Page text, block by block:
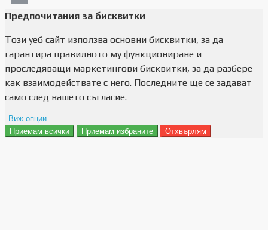
Предпочитания за бисквитки
Този уеб сайт използва основни бисквитки, за да
гарантира правилното му функциониране и
проследяващи маркетингови бисквитки, за да разбере
как взаимодействате с него. Последните ще се задават
само след вашето съгласие.
Виж опции
Препочитания за реклами
Приемам всички Приемам избраните Отхвърлям